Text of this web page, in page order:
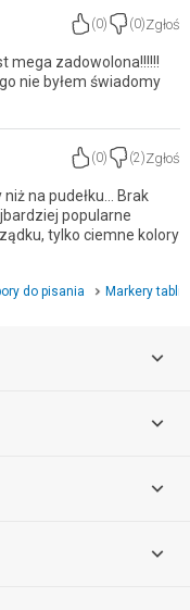
(0) (0)Zgłoś
mega zadowolona!!!!!!
nie byłem świadomy
(0) (2)Zgłoś
na pudełku... Brak
popularne
tylko ciemne kolory
do pisania Markery